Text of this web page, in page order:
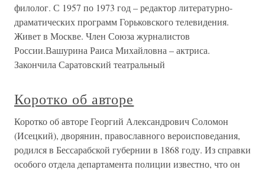
филолог. С 1957 по 1973 год – редактор литературно-
драматических программ Горьковского телевидения.
Живет в Москве. Член Союза журналистов
России.Вашурина Раиса Михайловна – актриса.
Закончила Саратовский театральный
Коротко об авторе
Коротко об авторе Георгий Александрович Соломон
(Исецкий), дворянин, православного вероисповедания,
родился в Бессарабской губернии в 1868 году. Из справки
особого отдела департамента полиции известно, что он